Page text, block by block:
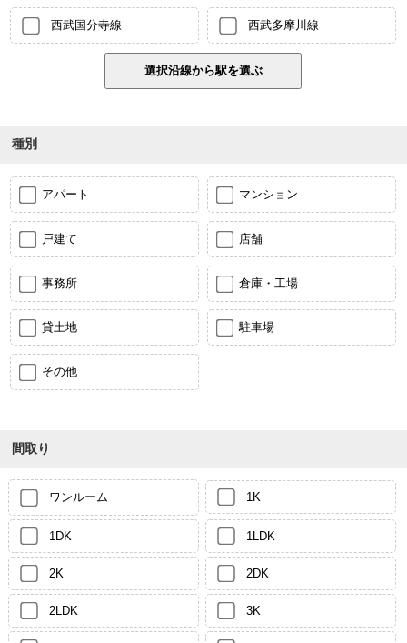
西武国分寺線 西武多摩川線
種別
アパート マンション
戸建て 店舗
事務所 倉庫・工場
貸土地 駐車場
その他
間取り
ワンルーム 1K
1DK 1LDK
2K 2DK
2LDK 3K